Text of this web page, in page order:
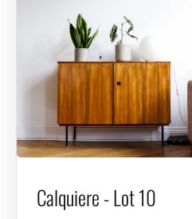
Calquiere - Lot 10